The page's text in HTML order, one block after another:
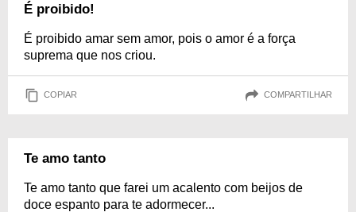
É proibido!
É proibido amar sem amor, pois o amor é a força
suprema que nos criou.
COPIAR COMPARTILHAR
Te amo tanto
Te amo tanto que farei um acalento com beijos de
doce espanto para te adormecer...